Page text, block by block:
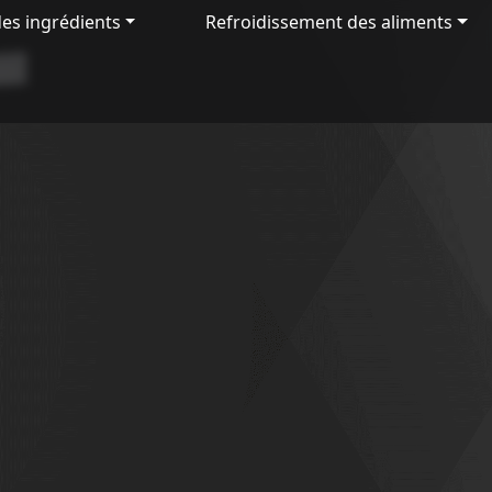
ingrédients Refroidissement des aliments